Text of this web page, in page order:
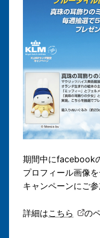
期間中にfacebook
プロフィール画像
キャンペーンにご参
詳細はこちら の